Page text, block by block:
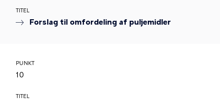
TITEL
Forslag til omfordeling af puljemidler
PUNKT
10
TITEL